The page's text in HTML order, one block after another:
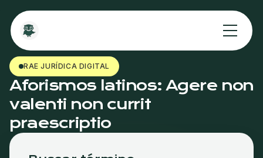
RAE JURÍDICA DIGITAL
Aforismos latinos: Agere non
valenti non currit
praescriptio